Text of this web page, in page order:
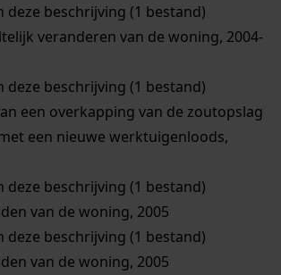
deze beschrijving (1 bestand)
veranderen van de woning, 2004-
deze beschrijving (1 bestand)
een overkapping van de zoutopslag
een nieuwe werktuigenloods,
deze beschrijving (1 bestand)
van de woning, 2005
deze beschrijving (1 bestand)
van de woning, 2005